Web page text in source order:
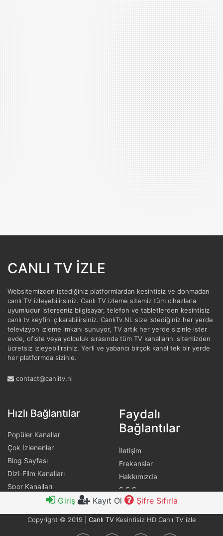
Giriş Kayıt Ol Şifre Sıfırla
CANLI TV İZLE
Websitemizden istediğiniz platformlardan kesintisiz ve donmadan
canlı TV izleyebilirsiniz. Canlı TV izleme sitemiz tüm cihazlarla
uyumludur isterseniz bilgisayar, telefon ve tabletlerden kesintisiz
canlı tv keyfini çıkarabilirsiniz. CanlıTv.NL size istediğiniz her yerde
televizyon izleme imkanı sunuyor, TV artık her yerde sizinle ister
evde, ofiste veya yolculuk sırasında tüm TV kanallarını sitemizden
ücretsiz izleyebilirsiniz. Yerli ve yabancı birçok kanal tek bir yerde
her platformda sizinle.
contact@canlitv.nl
Hızlı Bağlantılar
Popüler Kanallar
Çok İzlenenler
Blog Sayfası
Dizi-Film Kanalları
Spor Kanalları
Faydalı
Bağlantılar
İletişim
Frekanslar
Hakkımızda
S.S.S
Live TV
Copyright © 2019 | Canlı TVKesintisiz HD Canlı TV izle